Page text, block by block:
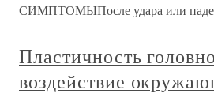
СИМПТОМЫПосле удара или
Пластичность
воздействие